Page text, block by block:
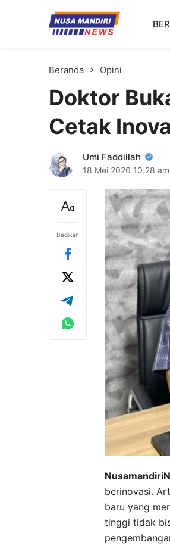
Kampus Digital
Universitas Nusa Mandiri
Beranda Opini
Doktor
Cetak
Umi Faddillah
18 Mei 2026 10:28 am
Bagikan
berinovasi.
baru yang
tinggi tidak